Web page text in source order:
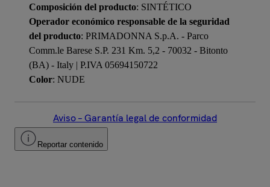
Composición del producto: SINTÉTICO
Operador económico responsable de la seguridad
del producto: PRIMADONNA S.p.A. - Parco
Comm.le Barese S.P. 231 Km. 5,2 - 70032 - Bitonto
(BA) - Italy | P.IVA 05694150722
Color: NUDE
Aviso – Garantía legal de conformidad
Reportar contenido